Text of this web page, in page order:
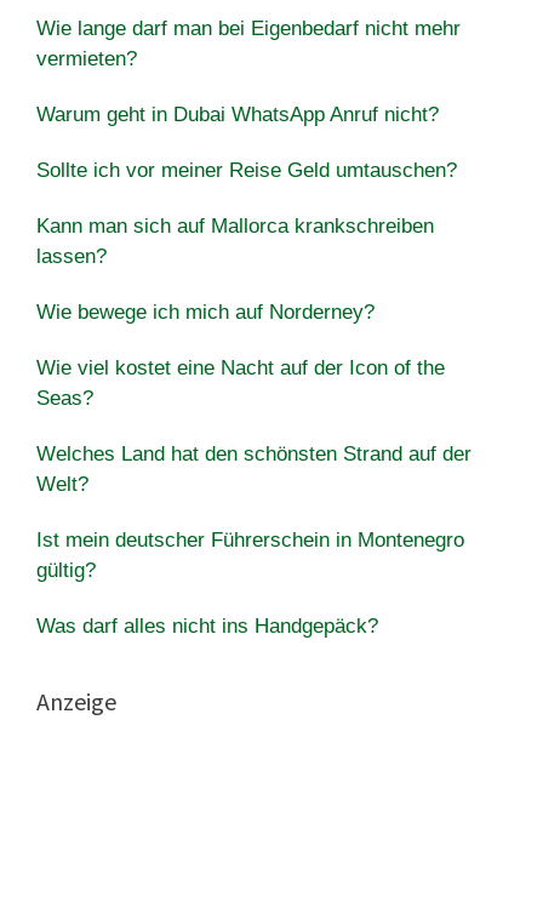
Wie lange darf man bei Eigenbedarf nicht mehr
vermieten?
Warum geht in Dubai WhatsApp Anruf nicht?
Sollte ich vor meiner Reise Geld umtauschen?
Kann man sich auf Mallorca krankschreiben
lassen?
Wie bewege ich mich auf Norderney?
Wie viel kostet eine Nacht auf der Icon of the
Seas?
Welches Land hat den schönsten Strand auf der
Welt?
Ist mein deutscher Führerschein in Montenegro
gültig?
Was darf alles nicht ins Handgepäck?
Anzeige